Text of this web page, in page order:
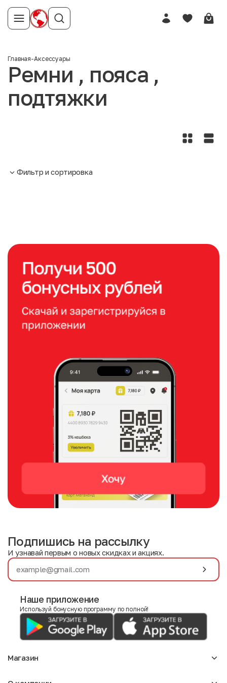
Главная-Аксессуары
Ремни , пояса ,
подтяжки
Фильтр и сортировка
Подпишись на рассылку
И узнавай первым о новых скидках и акциях.
Наше приложение
Используй бонусную программу по полной!
Магазин